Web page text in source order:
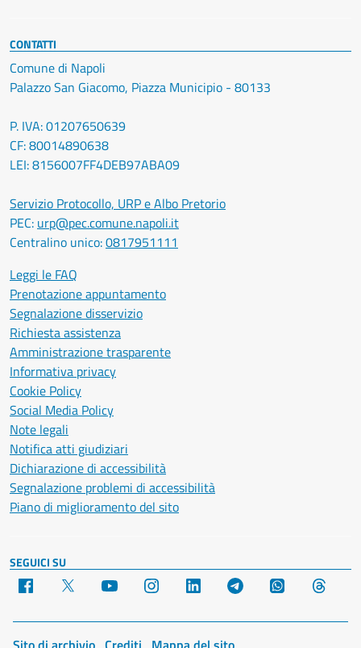
CONTATTI
Comune di Napoli
Palazzo San Giacomo, Piazza Municipio - 80133
P. IVA: 01207650639
CF: 80014890638
LEI: 8156007FF4DEB97ABA09
Servizio Protocollo, URP e Albo Pretorio
PEC: urp@pec.comune.napoli.it
Centralino unico:0817951111
Leggi le FAQ
Prenotazione appuntamento
Segnalazione disservizio
Richiesta assistenza
Amministrazione trasparente
Informativa privacy
Cookie Policy
Social Media Policy
Note legali
Notifica atti giudiziari
Dichiarazione di accessibilità
Segnalazione problemi di accessibilità
Piano di miglioramento del sito
SEGUICI SU
Facebook YouTube Instagram LinkedIn Telegram WhatsApp